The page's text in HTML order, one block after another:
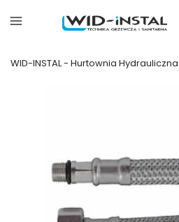
WID-INSTAL - Hurtownia